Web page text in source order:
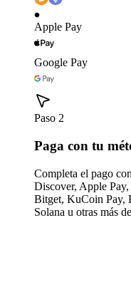
Apple Pay
Google Pay
Paso 2
Paga con tu
Completa el pago
Discover, Apple
Bitget, KuCoin Pay,
Solana u otras más